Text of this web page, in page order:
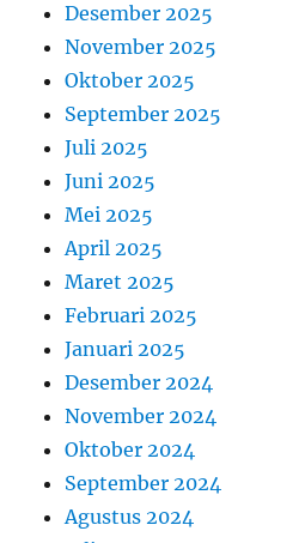
Desember 2025
November 2025
Oktober 2025
September 2025
Juli 2025
Juni 2025
Mei 2025
April 2025
Maret 2025
Februari 2025
Januari 2025
Desember 2024
November 2024
Oktober 2024
September 2024
Agustus 2024